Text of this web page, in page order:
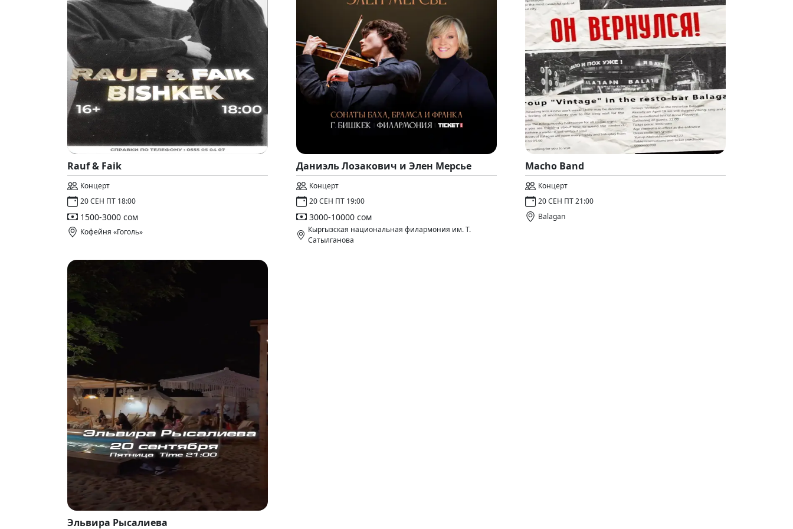
Rauf & Faik
Концерт
20 СЕН ПТ 18:00
1500-3000 сом
Кофейня «Гоголь»
Даниэль Лозакович и Элен Мерсье
Концерт
20 СЕН ПТ 19:00
3000-10000 сом
Кыргызская национальная филармония им. Т.
Сатылганова
Macho Band
Концерт
20 СЕН ПТ 21:00
Balagan
Эльвира Рысалиева